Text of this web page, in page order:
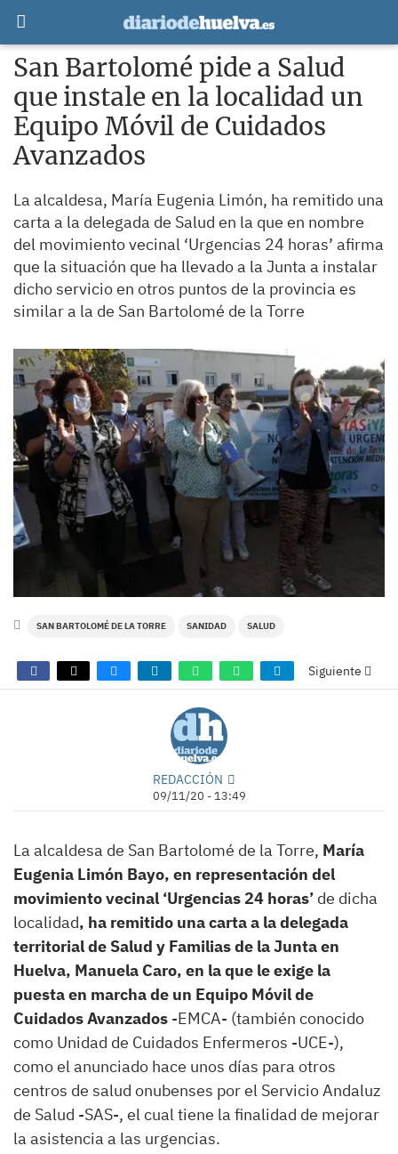
San Bartolomé pide a Salud
que instale en la localidad un
Equipo Móvil de Cuidados
Avanzados
La alcaldesa, María Eugenia Limón, ha remitido una
carta a la delegada de Salud en la que en nombre
del movimiento vecinal ‘Urgencias 24 horas’ afirma
que la situación que ha llevado a la Junta a instalar
dicho servicio en otros puntos de la provincia es
similar a la de San Bartolomé de la Torre
SAN BARTOLOMÉ DE LA TORRE SANIDAD SALUD
Siguiente
REDACCIÓN
09/11/20 - 13:49
La alcaldesa de San Bartolomé de la Torre, María
Eugenia Limón Bayo, en representación del
movimiento vecinal ‘Urgencias 24 horas’ de dicha
localidad, ha remitido una carta a la delegada
territorial de Salud y Familias de la Junta en
Huelva, Manuela Caro, en la que le exige la
puesta en marcha de un Equipo Móvil de
Cuidados Avanzados -EMCA- (también conocido
como Unidad de Cuidados Enfermeros -UCE-),
como el anunciado hace unos días para otros
centros de salud onubenses por el Servicio Andaluz
de Salud -SAS-, el cual tiene la finalidad de mejorar
la asistencia a las urgencias.